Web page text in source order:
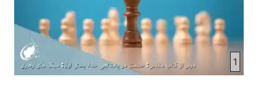
حاضر به خاطر مسیح ایسا زندانی هستم و وقتی میگه
پولوس پیر پولوس تقریبا شهست سالش بوده در حتی
این نام رو داره می نویسه و به خاطر خیلی مشکلاتی که
داشته به خاطر خیلی مسئولی که داشته در خدمه
خودش رو پیر تر از اون موقعیتی که داشته یا سنی که
داشته معرفی می کنه اینجا یا یه جوری هم در فرهنگ
1